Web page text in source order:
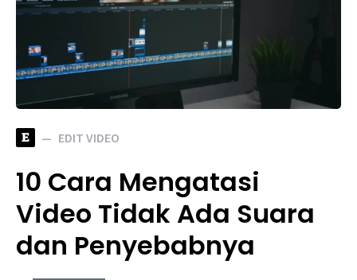
E EDIT VIDEO
10 Cara Mengatasi
Video Tidak Ada Suara
dan Penyebabnya